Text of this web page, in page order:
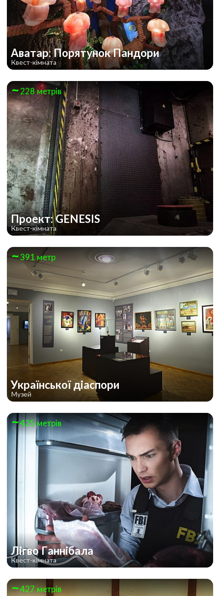
Аватар: Порятунок Пандори
Квест-кімната
228 метрів
Проект: GENESIS
Квест-кімната
391 метр
Української діаспори
Музей
425 метрів
Лігво Ганнібала
Квест-кімната
427 метрів